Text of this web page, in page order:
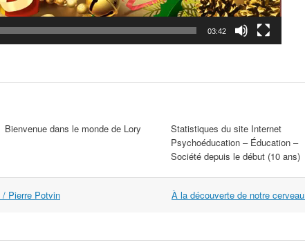
03:42
Bienvenue dans le monde de Lory
Statistiques du site Internet
Psychoéducation – Éducation –
Société depuis le début (10 ans)
/ Pierre Potvin À la découverte de notre cerveau